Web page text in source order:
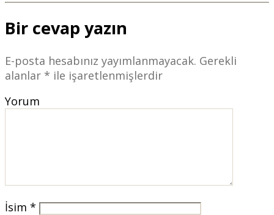
Bir cevap yazın
E-posta hesabınız yayımlanmayacak. Gerekli
alanlar * ile işaretlenmişlerdir
Yorum
İsim *